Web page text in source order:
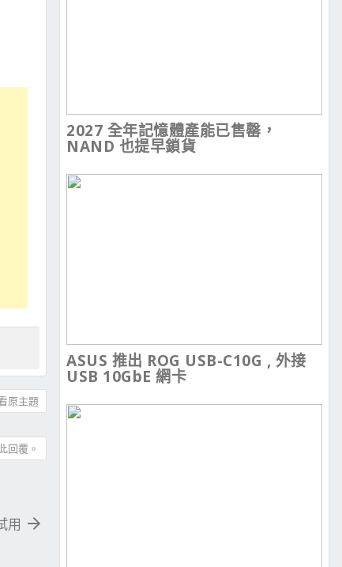
原主題
回覆。
用
2027 全年記憶體產能已售罄，
NAND 也提早鎖貨
ASUS 推出 ROG USB-C10G , 外接
USB 10GbE 網卡